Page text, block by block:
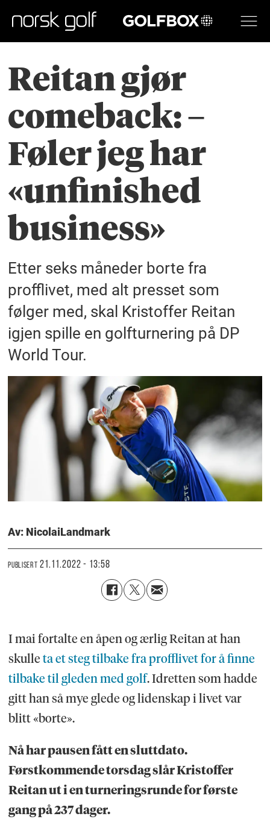
GOLFBOX
Reitan gjør
comeback: –
Føler jeg har
«unfinished
business»
Etter seks måneder borte fra
profflivet, med alt presset som
følger med, skal Kristoffer Reitan
igjen spille en golfturnering på DP
World Tour.
Av: NicolaiLandmark
PUBLISERT 21.11.2022 - 13:58
I mai fortalte en åpen og ærlig Reitan at han
skulle ta et steg tilbake fra profflivet for å finne
tilbake til gleden med golf. Idretten som hadde
gitt han så mye glede og lidenskap i livet var
blitt «borte».
Nå har pausen fått en sluttdato.
Førstkommende torsdag slår Kristoffer
Reitan ut i en turneringsrunde for første
gang på 237 dager.